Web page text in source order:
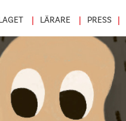
LÄRARE PRESS